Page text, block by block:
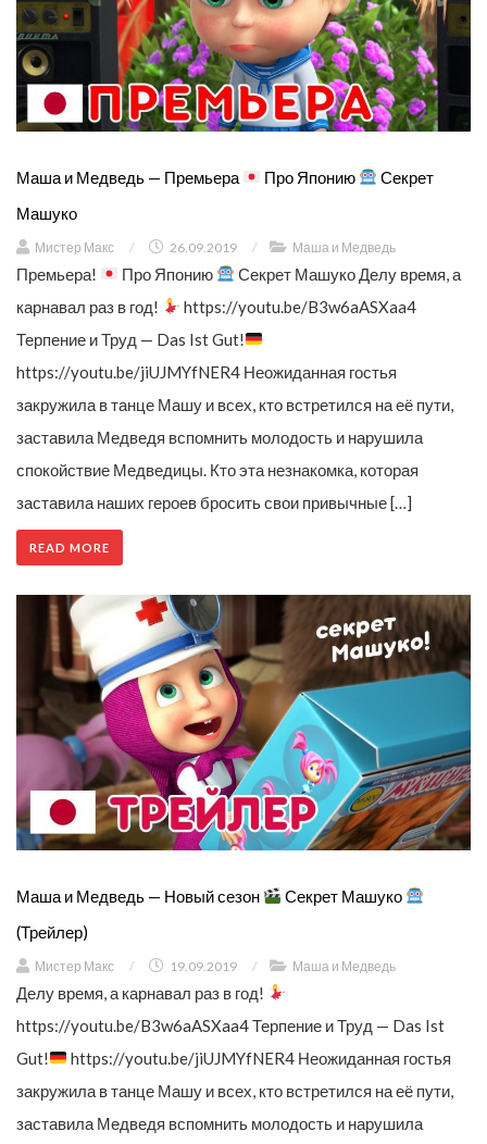
Маша и Медведь — Премьера Про Японию
Секрет
Машуко
Мистер Макс / 26.09.2019 / Маша и Медведь
Премьера! Про Японию
Секрет Машуко Делу время, а
карнавал раз в год!
https://youtu.be/B3w6aASXaa4
Терпение и Труд — Das Ist Gut!
https://youtu.be/jiUJMYfNER4 Неожиданная гостья
закружила в танце Машу и всех, кто встретился на её пути,
заставила Медведя вспомнить молодость и нарушила
спокойствие Медведицы. Кто эта незнакомка, которая
заставила наших героев бросить свои привычные […]
READ MORE
Маша и Медведь — Новый сезон
Секрет Машуко
(Трейлер)
Мистер Макс / 19.09.2019 / Маша и Медведь
Делу время, а карнавал раз в год!
https://youtu.be/B3w6aASXaa4 Терпение и Труд — Das Ist
Gut!
https://youtu.be/jiUJMYfNER4 Неожиданная гостья
закружила в танце Машу и всех, кто встретился на её пути,
заставила Медведя вспомнить молодость и нарушила